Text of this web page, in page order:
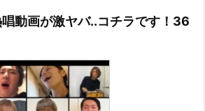
動画が激ヤバ..コチラです！36